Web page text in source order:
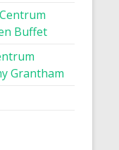
Buffet
Grantham